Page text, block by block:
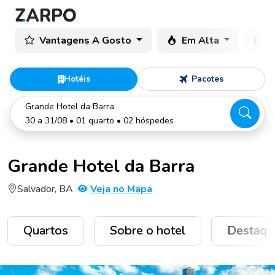
Vantagens A Gosto Em Alta
Hotéis Pacotes
Grande Hotel da Barra
30 a 31/08 • 01 quarto • 02 hóspedes
Grande Hotel da Barra
Salvador, BA Veja no Mapa
Quartos Sobre o hotel